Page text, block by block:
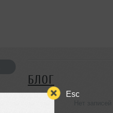
Esc
БЛОГ